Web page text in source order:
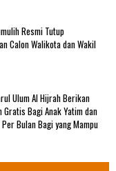
Resmi Tutup
Calon Walikota dan Wakil
Ulum Al Hijrah Berikan
Gratis Bagi Anak Yatim dan
Bulan Bagi yang Mampu